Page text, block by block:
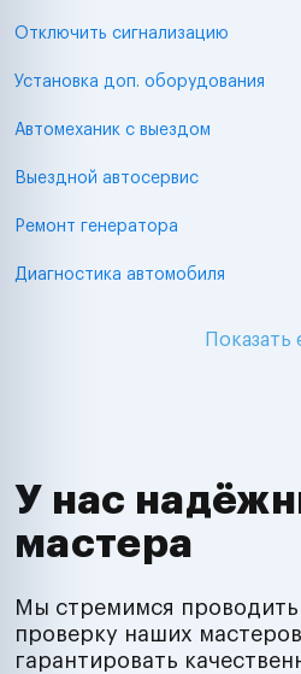
Отключить сигнализацию
Установка доп. оборудования
Автомеханик с выездом
Выездной автосервис
Ремонт генератора
Диагностика автомобиля
Показать
У нас
мастера
Мы стремимся
проверку наших
гарантировать